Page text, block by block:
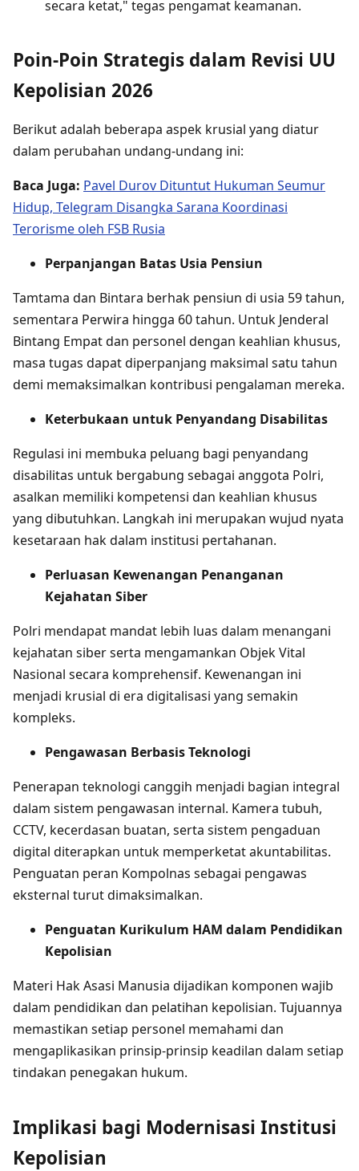
secara ketat," tegas pengamat keamanan.
Poin-Poin Strategis dalam Revisi UU
Kepolisian 2026
Berikut adalah beberapa aspek krusial yang diatur
dalam perubahan undang-undang ini:
Baca Juga: Pavel Durov Dituntut Hukuman Seumur
Hidup, Telegram Disangka Sarana Koordinasi
Terorisme oleh FSB Rusia
Perpanjangan Batas Usia Pensiun
Tamtama dan Bintara berhak pensiun di usia 59 tahun,
sementara Perwira hingga 60 tahun. Untuk Jenderal
Bintang Empat dan personel dengan keahlian khusus,
masa tugas dapat diperpanjang maksimal satu tahun
demi memaksimalkan kontribusi pengalaman mereka.
Keterbukaan untuk Penyandang Disabilitas
Regulasi ini membuka peluang bagi penyandang
disabilitas untuk bergabung sebagai anggota Polri,
asalkan memiliki kompetensi dan keahlian khusus
yang dibutuhkan. Langkah ini merupakan wujud nyata
kesetaraan hak dalam institusi pertahanan.
Perluasan Kewenangan Penanganan
Kejahatan Siber
Polri mendapat mandat lebih luas dalam menangani
kejahatan siber serta mengamankan Objek Vital
Nasional secara komprehensif. Kewenangan ini
menjadi krusial di era digitalisasi yang semakin
kompleks.
Pengawasan Berbasis Teknologi
Penerapan teknologi canggih menjadi bagian integral
dalam sistem pengawasan internal. Kamera tubuh,
CCTV, kecerdasan buatan, serta sistem pengaduan
digital diterapkan untuk memperketat akuntabilitas.
Penguatan peran Kompolnas sebagai pengawas
eksternal turut dimaksimalkan.
Penguatan Kurikulum HAM dalam Pendidikan
Kepolisian
Materi Hak Asasi Manusia dijadikan komponen wajib
dalam pendidikan dan pelatihan kepolisian. Tujuannya
memastikan setiap personel memahami dan
mengaplikasikan prinsip-prinsip keadilan dalam setiap
tindakan penegakan hukum.
Implikasi bagi Modernisasi Institusi
Kepolisian